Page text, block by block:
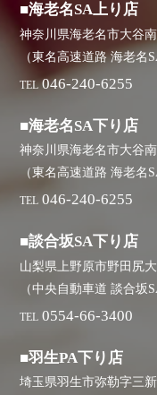
■海老名SA上り店
神奈川県海老名市大谷
（東名高速道路 海老名
TEL 046-240-6255
■海老名SA下り店
神奈川県海老名市大谷
（東名高速道路 海老名
TEL 046-240-6255
■談合坂SA下り店
山梨県上野原市野田尻
（中央自動車道 談合坂
TEL 0554-66-3400
■羽生PA下り店
埼玉県羽生市弥勒字三